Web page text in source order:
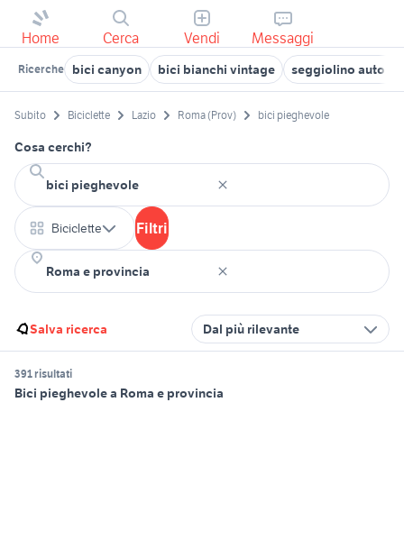
Home Cerca Vendi Messaggi
Ricerche bici canyon bici bianchi vintage seggiolino auto
Subito Biciclette Lazio Roma (Prov) bici pieghevole
Cosa cerchi?
Biciclette Filtri
Salva ricerca Dal più rilevante
391 risultati
Bici pieghevole a Roma e provincia